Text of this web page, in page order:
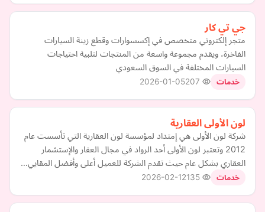
جي تي كار
متجر إلكتروني متخصص في إكسسوارات وقطع زينة السيارات
الفاخرة، ويقدم مجموعة واسعة من المنتجات لتلبية احتياجات
السيارات المختلفة في السوق السعودي
خدمات 2026-01-05
لون الأولى العقارية
شركة لون الأولى هي إمتداد لمؤسسة لون العقارية التي تأسست عام
2012 وتعتبر لون الأولى أحد الرواد في مجال العقار والإستشمار
العقاري بشكل عام حيث تقدم الشركة للعميل أعلى وأفضل المقايي…
خدمات 2026-02-12